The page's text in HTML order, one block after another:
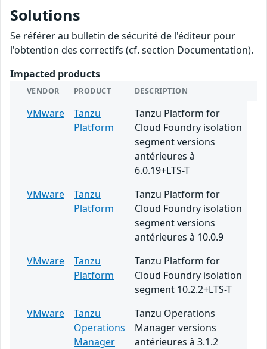
Solutions
Se référer au bulletin de sécurité de l'éditeur pour
l'obtention des correctifs (cf. section Documentation).
Impacted products
VENDOR PRODUCT DESCRIPTION
VMware
Tanzu
Platform
Tanzu Platform for
Cloud Foundry isolation
segment versions
antérieures à
6.0.19+LTS-T
VMware
Tanzu
Platform
Tanzu Platform for
Cloud Foundry isolation
segment versions
antérieures à 10.0.9
VMware
Tanzu
Platform
Tanzu Platform for
Cloud Foundry isolation
segment 10.2.2+LTS-T
VMware
Tanzu
Operations
Manager
Tanzu Operations
Manager versions
antérieures à 3.1.2